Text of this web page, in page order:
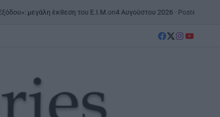
του Ε.Ι.Μ.on4 Αυγούστου 2026 Posted byAgrinioStoriesPOSTED
ΝΑΥΠΑΚΤΊΑ
facebook
Twitter
instagram
YouTube